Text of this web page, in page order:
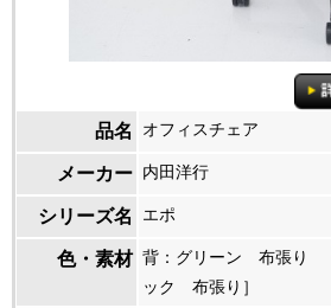
品名 オフィスチェア
メーカー 内田洋行
シリーズ名 エポ
色・素材 背：グリーン 布張り
ック 布張り］